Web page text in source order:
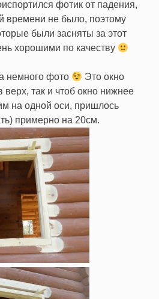
фотик от падения,
времени не было, поэтому
были засняты за этот
хорошими по качеству
немного фото
Это окно
верх, так и чтоб окно нижнее
на одной оси, пришлось
примерно на 20см.